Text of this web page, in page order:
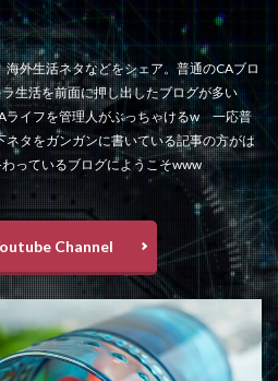
外生活ネタなどをシェア。普通のCAブロ
生活を前面に押し出したブログが多い
ライフを管理人がぶっちゃけるw 一応普
タをガンガンに書いている記事の方がは
っているブログにようこそwww
Channel